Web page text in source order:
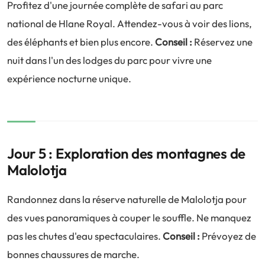
Profitez d'une journée complète de safari au parc
national de Hlane Royal. Attendez-vous à voir des lions,
des éléphants et bien plus encore.Conseil : Réservez une
nuit dans l'un des lodges du parc pour vivre une
expérience nocturne unique.
Jour 5 : Exploration des montagnes de
Malolotja
Randonnez dans la réserve naturelle de Malolotja pour
des vues panoramiques à couper le souffle. Ne manquez
pas les chutes d'eau spectaculaires.Conseil : Prévoyez de
bonnes chaussures de marche.